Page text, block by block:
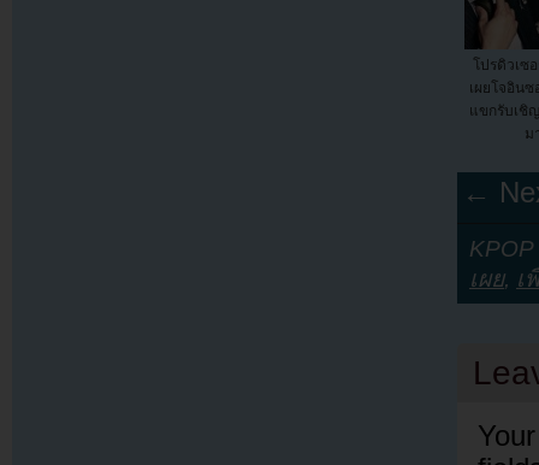
โปรดิวเซ
เผยโจอินซ
แขกรับเชิ
ม
←
เผย, เ